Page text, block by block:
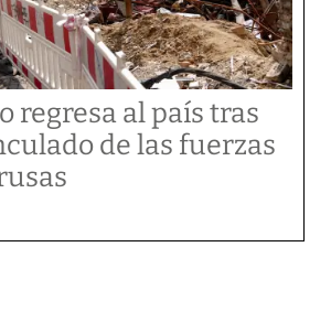
regresa al país tras
de las fuerzas